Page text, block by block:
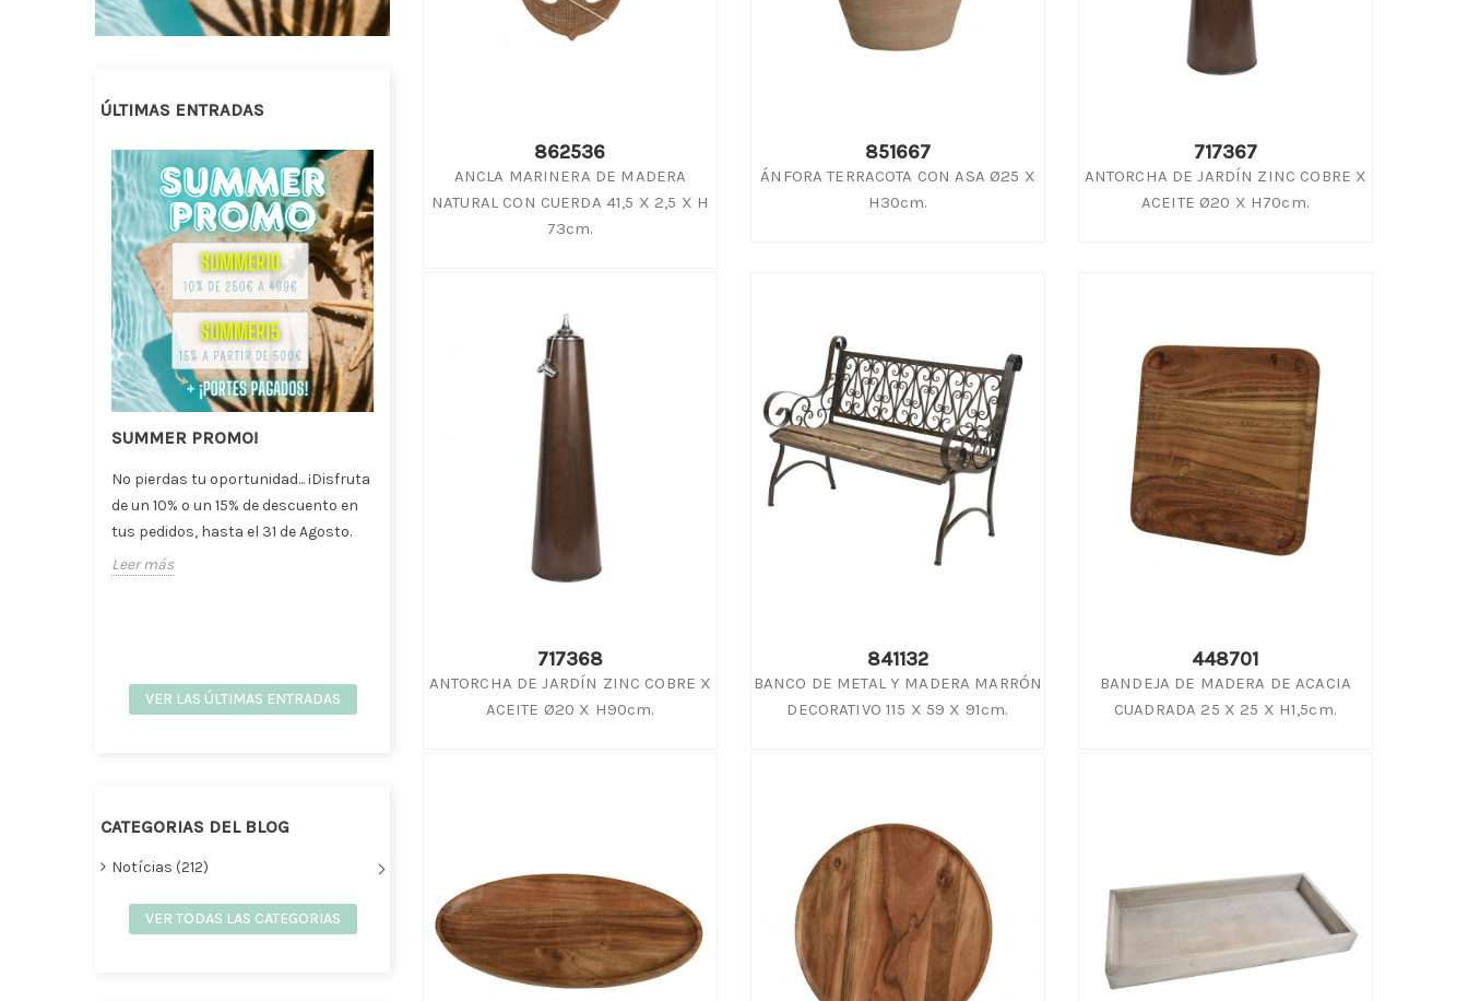
ÚLTIMAS ENTRADAS
SUMMER PROMO!
No pierdas tu oportunidad... ¡Disfruta
de un 10% o un 15% de descuento en
tus pedidos, hasta el 31 de Agosto.
Leer más
Jarrón de Cerámica para
floristería. La Elegancia Natural
que Marca Tendencia
La decoración inspirada en la
naturaleza continúa siendo una de
las grandes protagonistas en
KENZAN o ARO FAKIR: LA BASE
PERFECTA PARA ARREGLOS
FLORALES ELEGANTES
El kenzan o aro fakir podrás crear
hermosos , ligeros y singulares
Proveedor Maceta de terracota
toscana para floristería
Con un encanto rústico innegable, la
maceta de terracota toscana aporta
calidez y un toque acogedor tanto a...
VER LAS ÚLTIMAS ENTRADAS
CATEGORIAS DEL BLOG
Notícias (212)
VER TODAS LAS CATEGORIAS
862536
ANCLA MARINERA DE MADERA
NATURAL CON CUERDA 41,5 X 2,5 X H
73cm.
851667
ÁNFORA TERRACOTA CON ASA Ø25 X
H30cm.
717367
ANTORCHA DE JARDÍN ZINC COBRE X
ACEITE Ø20 X H70cm.
717368
ANTORCHA DE JARDÍN ZINC COBRE X
ACEITE Ø20 X H90cm.
841132
BANCO DE METAL Y MADERA MARRÓN
DECORATIVO 115 X 59 X 91cm.
448701
BANDEJA DE MADERA DE ACACIA
CUADRADA 25 X 25 X H1,5cm.